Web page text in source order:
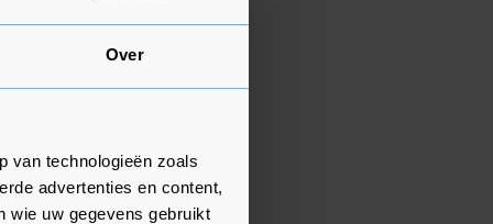
Over
van technologieën zoals
advertenties en content,
wie uw gegevens gebruikt